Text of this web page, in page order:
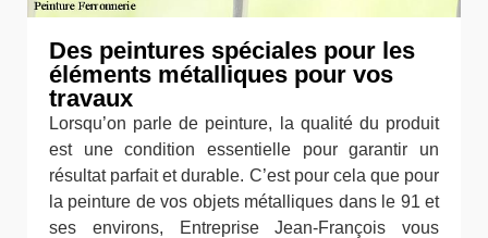
Des peintures spéciales pour les
éléments métalliques pour vos
travaux
Lorsqu’on parle de peinture, la qualité du produit
est une condition essentielle pour garantir un
résultat parfait et durable. C’est pour cela que pour
la peinture de vos objets métalliques dans le 91 et
ses environs, Entreprise Jean-François vous